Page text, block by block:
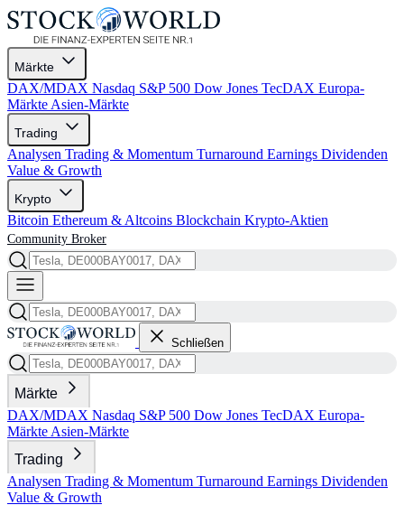
Märkte
DAX/MDAX Nasdaq S&P 500 Dow Jones TecDAX Europa-
Märkte Asien-Märkte
Trading
Analysen Trading & Momentum Turnaround Earnings Dividenden
Value & Growth
Krypto
Bitcoin Ethereum & Altcoins Blockchain Krypto-Aktien
Community Broker
Schließen
Märkte
DAX/MDAX Nasdaq S&P 500 Dow Jones TecDAX Europa-
Märkte Asien-Märkte
Trading
Analysen Trading & Momentum Turnaround Earnings Dividenden
Value & Growth